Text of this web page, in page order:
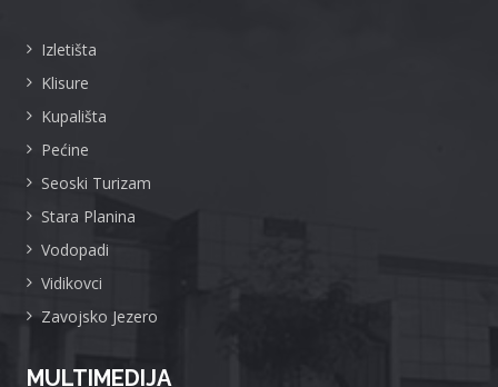
Izletišta
Klisure
Kupališta
Pećine
Seoski Turizam
Stara Planina
Vodopadi
Vidikovci
Zavojsko Jezero
MULTIMEDIJA